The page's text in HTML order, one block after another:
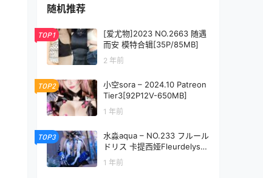
随机推荐
TOP1
[爱尤物]2023 NO.2663 随遇
而安 模特合辑[35P/85MB]
2 年前
TOP2
小空sora – 2024.10 Patreon
Tier3[92P12V-650MB]
1 年前
TOP3
水淼aqua – NO.233 フルール
ドリス 卡提西娅Fleurdelys[7
5P-128MB]
1 年前